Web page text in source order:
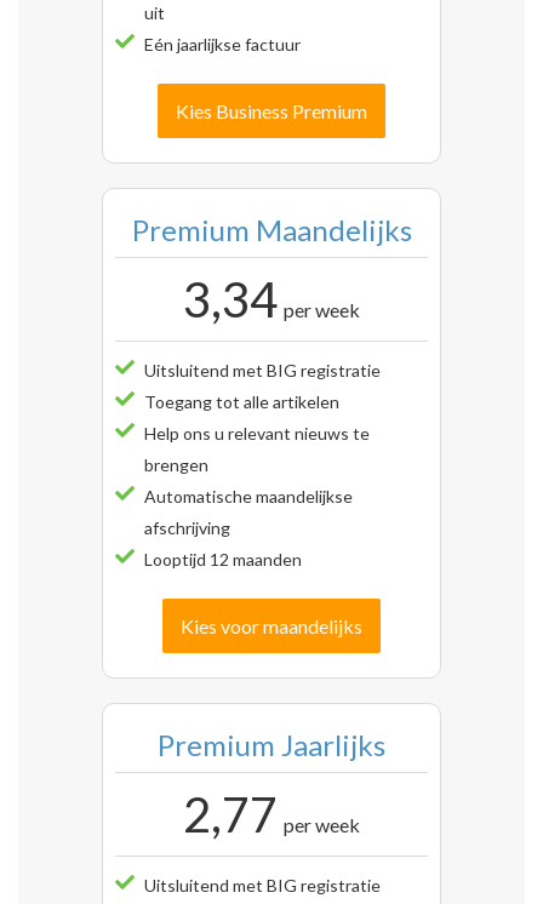
uit
Eén jaarlijkse factuur
Kies Business Premium
Premium Maandelijks
3,34 per week
Uitsluitend met BIG registratie
Toegang tot alle artikelen
Help ons u relevant nieuws te
brengen
Automatische maandelijkse
afschrijving
Looptijd 12 maanden
Kies voor maandelijks
Premium Jaarlijks
2,77 per week
Uitsluitend met BIG registratie